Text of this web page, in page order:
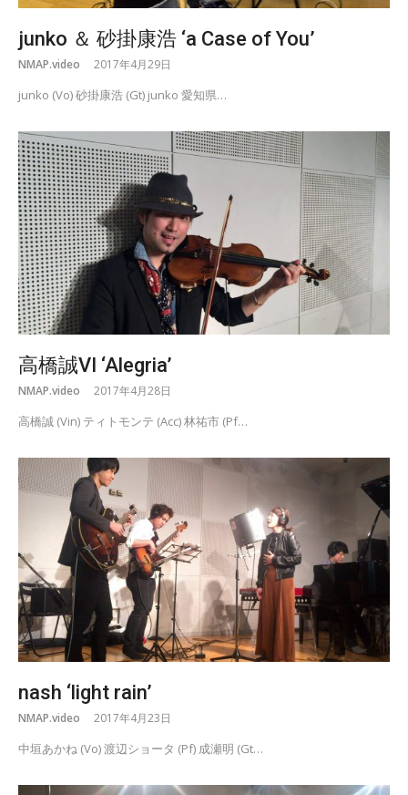
junko ＆ 砂掛康浩 ‘a Case of You’
NMAP.video 2017年4月29日
junko (Vo) 砂掛康浩 (Gt) junko 愛知県…
高橋誠VI ‘Alegria’
NMAP.video 2017年4月28日
高橋誠 (Vin) ティトモンテ (Acc) 林祐市 (Pf…
nash ‘light rain’
NMAP.video 2017年4月23日
中垣あかね (Vo) 渡辺ショータ (Pf) 成瀬明 (Gt…